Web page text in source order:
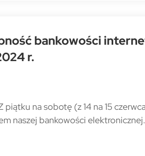
bankowości
r.
piątku na sobotę (z 14 na 15
naszej bankowości elektronicznej.